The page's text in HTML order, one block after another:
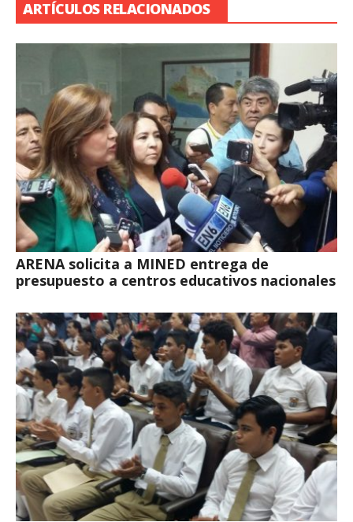
ARTÍCULOS RELACIONADOS
ARENA solicita a MINED entrega de
presupuesto a centros educativos nacionales